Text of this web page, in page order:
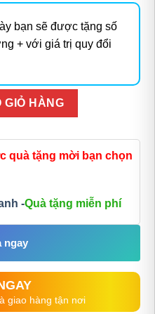
bạn sẽ được tặng số
+ với giá trị quy đổi
GIỎ HÀNG
quà tặng mời bạn chọn
-Quà tặng miễn phí
ngay
giao hàng tận nơi